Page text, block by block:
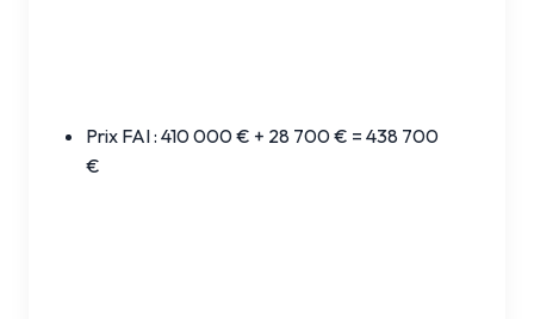
Prix FAI : 410 000 € + 28 700 € = 438 700
€